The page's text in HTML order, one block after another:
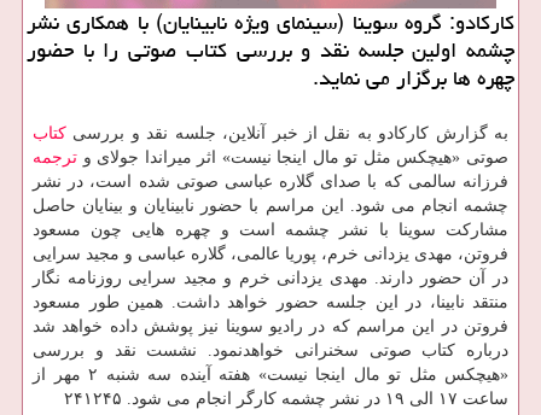
كاركادو: گروه سوینا (سینمای ویژه نابینایان) با همكاری نشر
چشمه اولین جلسه نقد و بررسی كتاب صوتی را با حضور
چهره ها برگزار می نماید.
به گزارش كاركادو به نقل از خبر آنلاین، جلسه نقد و بررسی كتاب
صوتی «هیچكس مثل تو مال اینجا نیست» اثر میراندا جولای و ترجمه
فرزانه سالمی كه با صدای گلاره عباسی صوتی شده است، در نشر
چشمه انجام می شود. این مراسم با حضور نابینایان و بینایان حاصل
مشاركت سوینا با نشر چشمه است و چهره هایی چون مسعود
فروتن، مهدی یزدانی خرم، پوریا عالمی، گلاره عباسی و مجید سرایی
در آن حضور دارند. مهدی یزدانی خرم و مجید سرایی روزنامه نگار
منتقد نابینا، در این جلسه حضور خواهد داشت. همین طور مسعود
فروتن در این مراسم كه در رادیو سوینا نیز پوشش داده خواهد شد
درباره كتاب صوتی سخنرانی خواهدنمود. نشست نقد و بررسی
«هیچكس مثل تو مال اینجا نیست» هفته آینده سه شنبه ۲ مهر از
ساعت ۱۷ الی ۱۹ در نشر چشمه كارگر انجام می شود. ۲۴۱۲۴۵